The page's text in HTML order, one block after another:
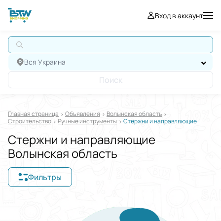
Вход в аккаунт
Вся Украина
Поиск
Главная страница Oбъявления
Волынская область
Строительство
Ручные инструменты Стержни и направляющие
Стержни и направляющие
Волынская область
Фильтры